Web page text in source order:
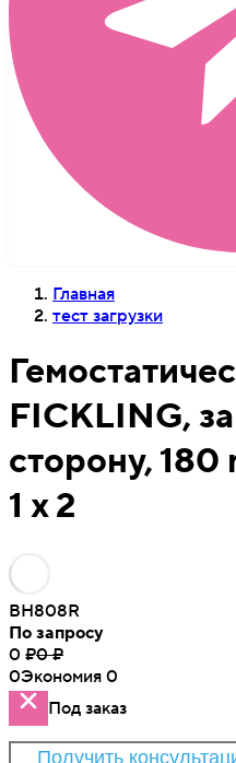
Главная
тест загрузки
FICKLING,
сторону,
1 x 2
BH808R
По запросу
0 ₽0 ₽
0Экономия 0
Под заказ
Получить